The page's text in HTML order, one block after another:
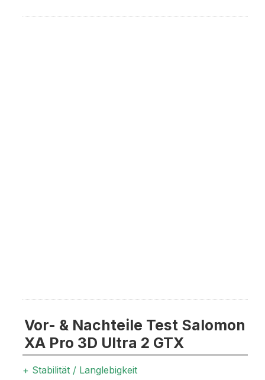
Vor- & Nachteile Test Salomon
XA Pro 3D Ultra 2 GTX
+ Stabilität / Langlebigkeit